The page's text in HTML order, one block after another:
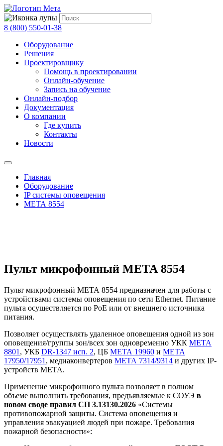
8 (800) 550-01-38
Оборудование
Решения
Проектировщику
Помощь в проектировании
Онлайн-обучение
Запись на обучение
Онлайн-подбор
Документация
О компании
Где купить
Контакты
Новости
Главная
Оборудование
IP системы оповещения
МЕТА 8554
Пульт микрофонный МЕТА 8554
Пульт микрофонный МЕТА 8554 предназначен для работы с
устройствами системы оповещения по сети Ethernet. Питание
пульта осуществляется по PoE или от внешнего источника
питания.
Позволяет осуществлять удаленное оповещения одной из зон
оповещения/группы зон/всех зон одновременно УКК МЕТА
8801 , УКБ DR‑1347 исп. 2, ЦБ МЕТА 19960 и МЕТА
17950/17951 , медиаконвертеров МЕТА 7314/9314 и других IP-
устройств МЕТА.
Применение микрофонного пульта позволяет в полном
объеме выполнить требования, предъявляемые к СОУЭ в
новом своде правил СП 3.13130.2026 «Системы
противопожарной защиты. Система оповещения и
управления эвакуацией людей при пожаре. Требования
пожарной безопасности»: